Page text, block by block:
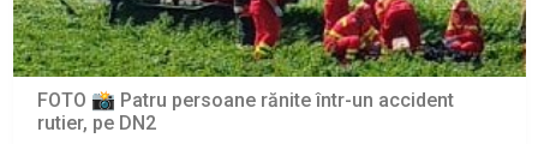
FOTO 📸 Patru persoane rănite într-un accident
rutier, pe DN2